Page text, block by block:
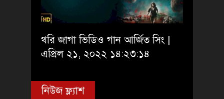
থরি জাগা ভিডিও গান আর্জিত সিং |
এপ্রিল ২১, ২০২২ ১৪:২৩:১৪
নিউজ ফ্ল্যাশ